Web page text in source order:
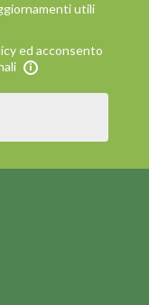
utili
ed acconsento